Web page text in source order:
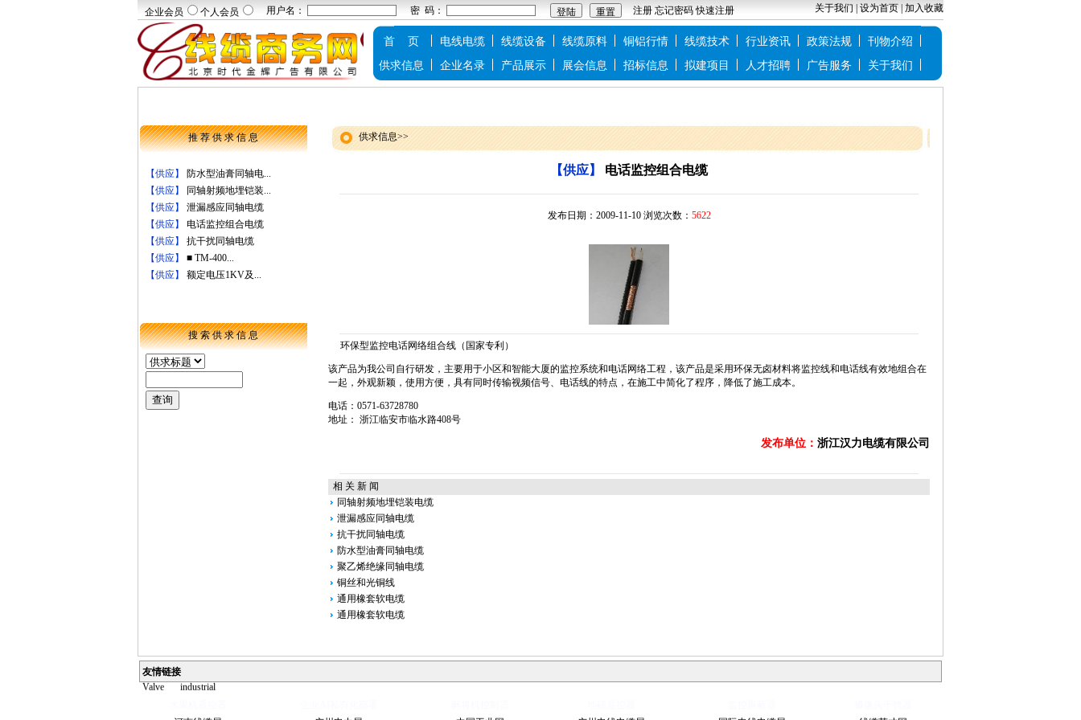
企业会员 个人会员 用户名： 密 码： 注册 忘记密码 快速注册 关于我们 设为首页 加入收藏
首 页 电线电缆 线缆设备 线缆原料 铜铝行情 线缆技术 行业资讯 政策法规
刊物介绍
供求信息
企业名录 产品展示 展会信息 招标信息 拟建项目 人才招聘 广告服务 关于我们
推 荐 供 求 信 息
【供应】
防水型油膏同轴电...
【供应】
同轴射频地埋铠装...
【供应】 泄漏感应同轴电缆
【供应】 电话监控组合电缆
【供应】 抗干扰同轴电缆
【供应】 ■ TM-400...
【供应】 额定电压1KV及...
搜 索 供 求 信 息
供求信息>>
【供应】 电话监控组合电缆
发布日期：2009-11-10 浏览次数： 5622
环保型监控电话网络组合线（国家专利）
该产品为我公司自行研发，主要用于小区和智能大厦的监控系统和电话网络工程，该产品是采用环保无卤材料将监控线和电话线有效地组合在
一起，外观新颖，使用方便，具有同时传输视频信号、电话线的特点，在施工中简化了程序，降低了施工成本。
电话：0571-63728780
地址： 浙江临安市临水路408号
发布单位： 浙江汉力电缆有限公司
相 关 新 闻
同轴射频地埋铠装电缆
泄漏感应同轴电缆
抗干扰同轴电缆
防水型油膏同轴电缆
聚乙烯绝缘同轴电缆
铜丝和光铜线
通用橡套软电缆
通用橡套软电缆
友情链接
Valve
China
Industrial
Valve
industrial